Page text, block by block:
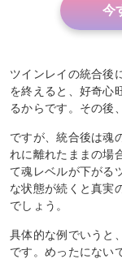
今
ツインレイの統合後
を終えると、好奇心
るからです。その後
ですが、統合後は魂
れに離れたままの場
て魂レベルが下がる
な状態が続くと真実
でしょう。
具体的な例でいうと
です。めったにない